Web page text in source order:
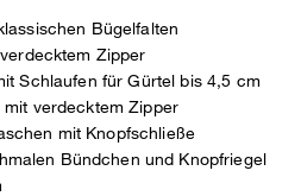
Bügelfalten
Zipper
Schlaufen für Gürtel bis 4,5 cm
verdecktem Zipper
mit Knopfschließe
Bündchen und Knopfriegel